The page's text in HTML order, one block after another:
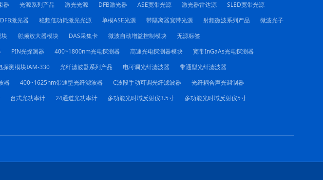
器 光源系列产品 激光光源 DFB激光器 ASE宽带光源 激光器雷达源
SLED宽带光源
激光器 稳频低功耗激光光源 单模ASE光源 带隔离器宽带光源 射频微波系列产品
微波光子
射频放大器模块 DAS采集卡 微波自动增益控制模块
无源标签
PIN光探测器 400~1800nm光电探测器 高速光电探测器模块
宽带InGaAs光电探测器
探测模块IAM-330 光纤滤波器系列产品 电可调光纤滤波器
带通型光纤滤波器
器 400~1625nm带通型光纤滤波器 C波段手动可调光纤滤波器
光纤耦合声光调制器
台式光功率计 24通道光功率计 多功能光时域反射仪3.5寸
多功能光时域反射仪5寸